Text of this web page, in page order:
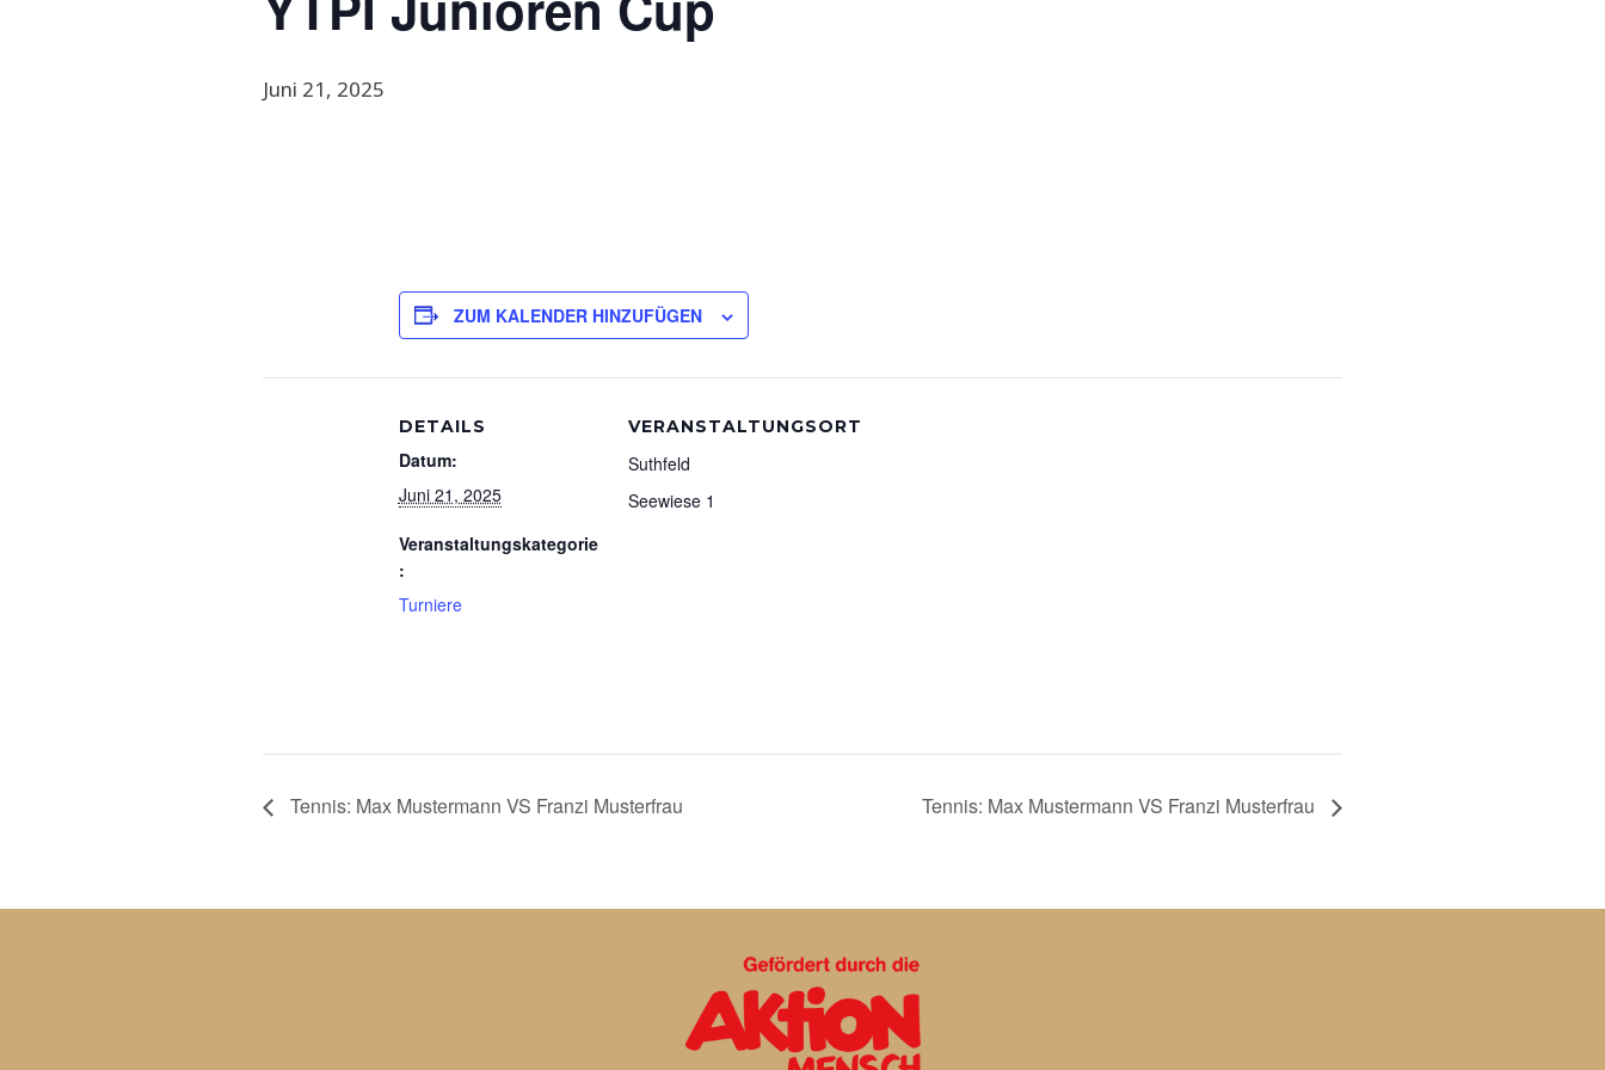
Juni 21, 2025
ZUM KALENDER HINZUFÜGEN
DETAILS
Datum:
Juni 21, 2025
Veranstaltungskategorie
:
Turniere
VERANSTALTUNGSORT
Suthfeld
Seewiese 1
Tennis: Max Mustermann VS Franzi Musterfrau Tennis: Max Mustermann VS Franzi Musterfrau